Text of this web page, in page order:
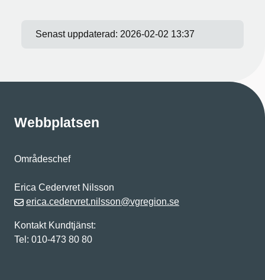
Senast uppdaterad: 2026-02-02 13:37
Webbplatsen
Områdeschef
Erica Cedervret Nilsson
erica.cedervret.nilsson@vgregion.se
Kontakt Kundtjänst:
Tel: 010-473 80 80